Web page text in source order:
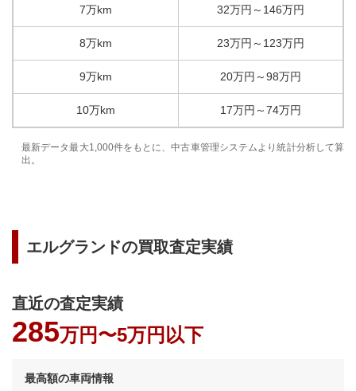
7万km 32万円 ～ 146万円
8万km 23万円 ～ 123万円
9万km 20万円 ～98万円
10万km 17万円 ～74万円
最新データ最大1,000件をもとに、中古車管理システムより統計分析して算
出。
エルグランドの買取査定実績
直近の査定実績
285万円〜5万円以下
最高額の車両情報